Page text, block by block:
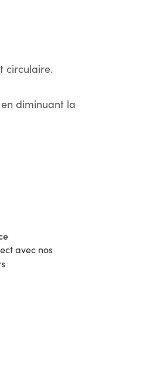
circulaire.
diminuant la
avec nos